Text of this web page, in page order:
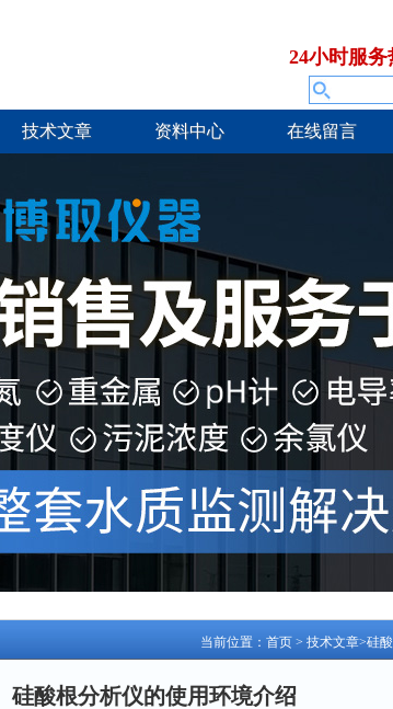
24小时服务
技术文章 资料中心 在线留言
当前位置： 首页 > 技术文章>硅
硅酸根分析仪的使用环境介绍